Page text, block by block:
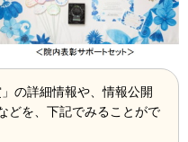
の詳細情報や、情報公開
どを、下記でみることがで